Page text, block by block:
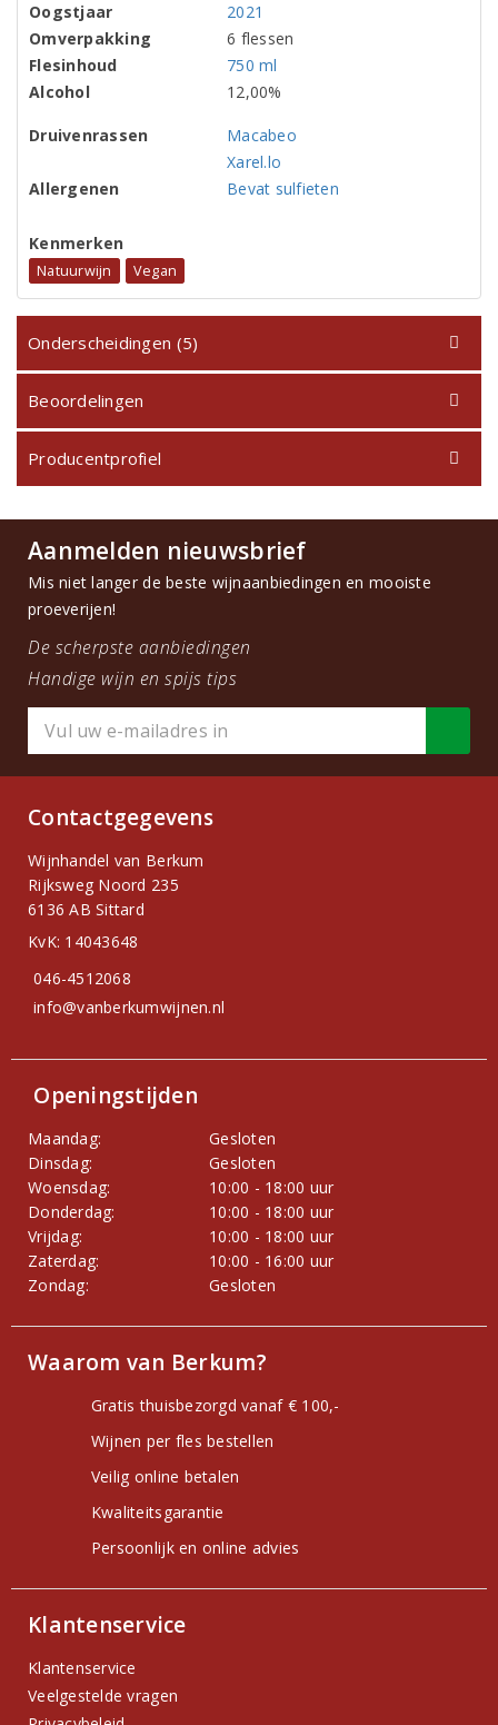
Oogstjaar
2021
Omverpakking
6 flessen
Flesinhoud
750 ml
Alcohol
12,00%
Druivenrassen
Macabeo
Xarel.lo
Allergenen
Bevat sulfieten
Kenmerken
Natuurwijn Vegan
Onderscheidingen (5)
Beoordelingen
Producentprofiel
Aanmelden nieuwsbrief
Mis niet langer de beste wijnaanbiedingen en mooiste
proeverijen!
De scherpste aanbiedingen
Handige wijn en spijs tips
Contactgegevens
Wijnhandel van Berkum
Rijksweg Noord 235
6136 AB Sittard
KvK: 14043648
046-4512068
info@vanberkumwijnen.nl
Openingstijden
Maandag:
Gesloten
Dinsdag:
Gesloten
Woensdag:
10:00 - 18:00 uur
Donderdag:
10:00 - 18:00 uur
Vrijdag:
10:00 - 18:00 uur
Zaterdag:
10:00 - 16:00 uur
Zondag:
Gesloten
Waarom van Berkum?
Gratis thuisbezorgd vanaf € 100,-
Wijnen per fles bestellen
Veilig online betalen
Kwaliteitsgarantie
Persoonlijk en online advies
Klantenservice
Klantenservice
Veelgestelde vragen